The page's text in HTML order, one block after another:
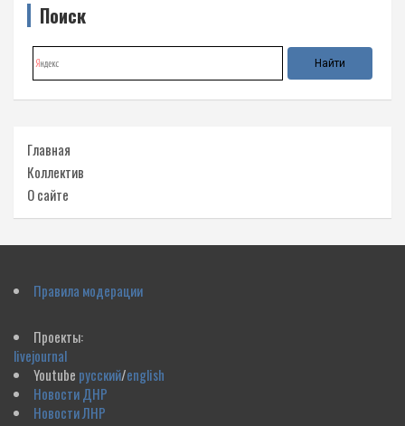
Поиск
Главная
Коллектив
О сайте
Правила модерации
Проекты:
livejournal
Youtube русский/english
Новости ДНР
Новости ЛНР